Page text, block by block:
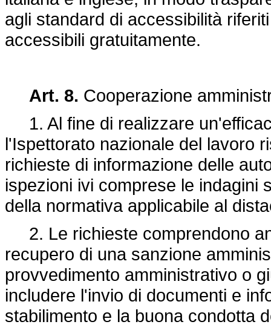
agli standard di accessibilità
accessibili gratuitamente.
Art. 8. Cooperazione
1. Al fine di realizzare
l'Ispettorato nazionale del lavoro
richieste di informazione delle
ispezioni ivi comprese le indagini
della normativa applicabile al
2. Le richieste comprendono
recupero di una sanzione
provvedimento amministrativo o
includere l'invio di documenti e
stabilimento e la buona condotta